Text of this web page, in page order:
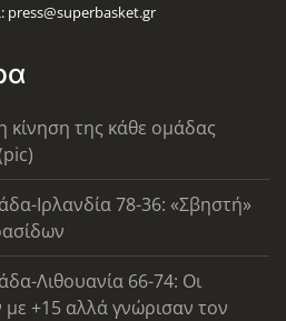
press@superbasket.gr
της κάθε ομάδας
Ιρλανδία 78-36: «Σβηστή»
Λιθουανία 66-74: Οι
+15 αλλά γνώρισαν τον